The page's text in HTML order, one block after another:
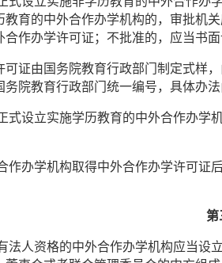
教育的中外合作办学机构的，审批机
合作办学许可证；不批准的，应当书
由国务院教育行政部门制定式样，
务院教育行政部门统一编号，具体办
式设立实施学历教育的中外合作办学
作办学机构取得中外合作办学许可证
法人资格的中外合作办学机构应当设